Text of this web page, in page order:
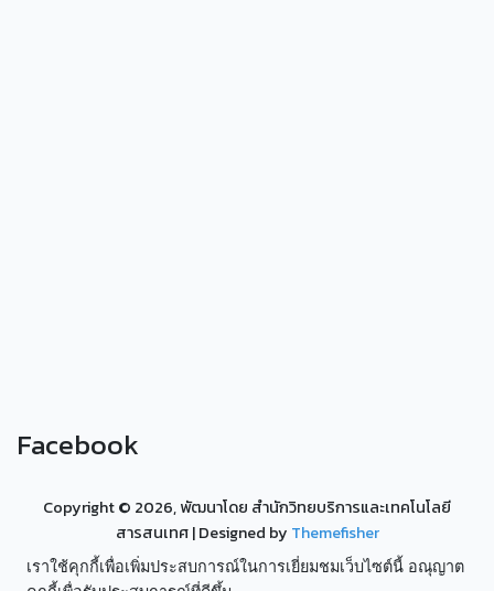
Facebook
Copyright © 2026, พัฒนาโดย สำนักวิทยบริการและเทคโนโลยี
สารสนเทศ| Designed by Themefisher
เราใช้คุกกี้เพื่อเพิ่มประสบการณ์ในการเยี่ยมชมเว็บไซต์นี้ อณุญาต